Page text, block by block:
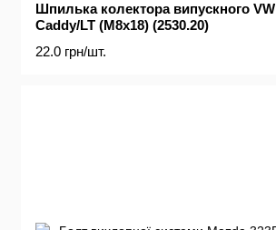
Шпилька колектора випускного VW
Caddy/LT (M8x18) (2530.20)
22.0 грн/шт.